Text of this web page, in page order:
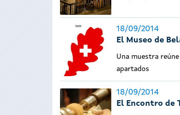
18/09/2014
El Museo de
Una muestra
apartados
18/09/2014
El Encontro de